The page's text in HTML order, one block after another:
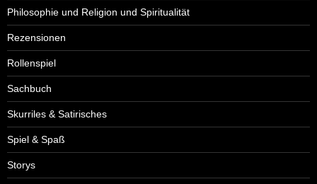
Philosophie und Religion und Spiritualität
Rezensionen
Rollenspiel
Sachbuch
Skurriles & Satirisches
Spiel & Spaß
Storys